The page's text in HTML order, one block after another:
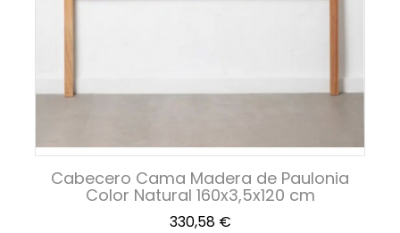
Cabecero Cama Madera de Paulonia
Color Natural 160x3,5x120 cm
Precio
330,58 €